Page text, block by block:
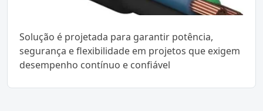
Solução é projetada para garantir potência,
segurança e flexibilidade em projetos que exigem
desempenho contínuo e confiável